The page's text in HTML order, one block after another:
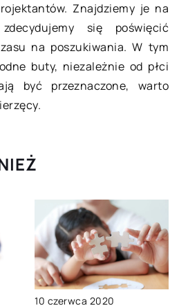
Znajdziemy je na
się poświęcić
na poszukiwania. W tym
buty, niezależnie od płci
być przeznaczone, warto
10 czerwca 2020